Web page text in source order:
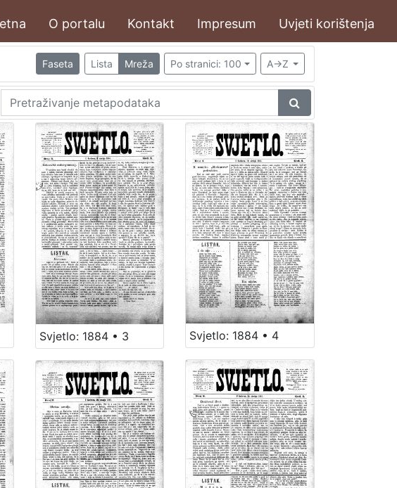
O portalu Kontakt Impresum Uvjeti korištenja
Faseta Lista Mreža Po stranici: 100 A->Z
Svjetlo: 1884 • 3 Svjetlo: 1884 • 4